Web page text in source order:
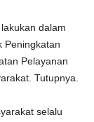
dalam
Peningkatan
Pelayanan
Tutupnya.
selalu